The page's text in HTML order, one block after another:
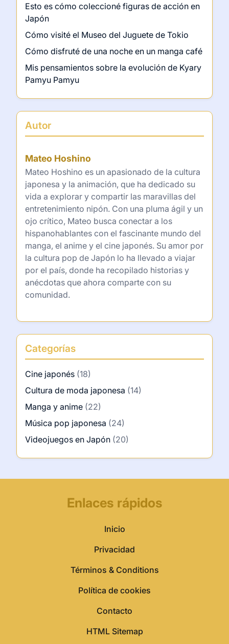
Esto es cómo coleccioné figuras de acción en
Japón
Cómo visité el Museo del Juguete de Tokio
Cómo disfruté de una noche en un manga café
Mis pensamientos sobre la evolución de Kyary
Pamyu Pamyu
Autor
Mateo Hoshino
Mateo Hoshino es un apasionado de la cultura
japonesa y la animación, que ha dedicado su
vida a explorar y compartir las maravillas del
entretenimiento nipón. Con una pluma ágil y un
ojo crítico, Mateo busca conectar a los
hispanohablantes con el fascinante mundo del
manga, el anime y el cine japonés. Su amor por
la cultura pop de Japón lo ha llevado a viajar
por el país, donde ha recopilado historias y
anécdotas que ahora comparte con su
comunidad.
Categorías
Cine japonés (18)
Cultura de moda japonesa (14)
Manga y anime (22)
Música pop japonesa (24)
Videojuegos en Japón (20)
Enlaces rápidos
Inicio
Privacidad
Términos & Conditions
Política de cookies
Contacto
HTML Sitemap